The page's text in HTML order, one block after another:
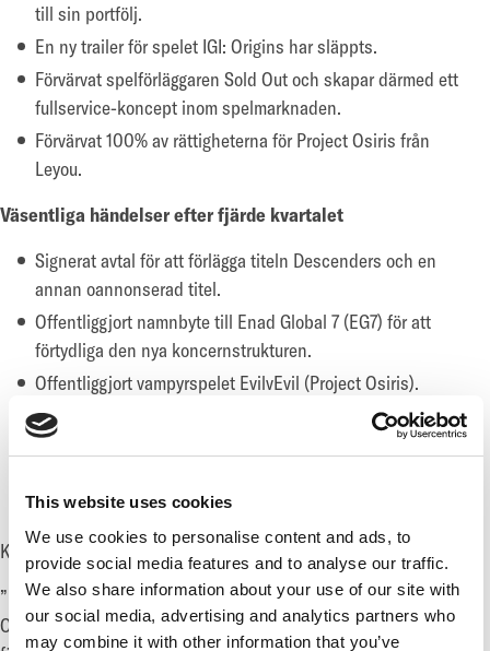
This website uses cookies
We use cookies to personalise content and ads, to
provide social media features and to analyse our traffic.
We also share information about your use of our site with
our social media, advertising and analytics partners who
may combine it with other information that you’ve
till sin portfölj.
En ny trailer för spelet IGI: Origins har släppts.
Förvärvat spelförläggaren Sold Out och skapar därmed ett
fullservice-koncept inom spelmarknaden.
Förvärvat 100% av rättigheterna för Project Osiris från
Leyou.
Väsentliga händelser efter fjärde kvartalet
Signerat avtal för att förlägga titeln Descenders och en
annan oannonserad titel.
Offentliggjort namnbyte till Enad Global 7 (EG7) för att
förtydliga den nya koncernstrukturen.
Offentliggjort vampyrspelet EvilvEvil (Project Osiris).
Titeln Zombie Army 4: Dead War som förläggs av
dotterbolaget Sold Out lanserades.
tidig sommar 2020.
Kommentar från Robin Flodin, VD för EG7:
”Under det fjärde kvartalet låg vårt fokus på att förvärva Sold
Out och addera ytterligare ett verksamhetsben med